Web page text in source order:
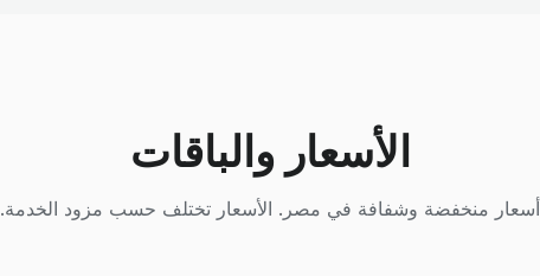
الأسعار والباقات
أسعار منخفضة وشفافة في مصر. الأسعار تختلف حسب مزود الخدمة.